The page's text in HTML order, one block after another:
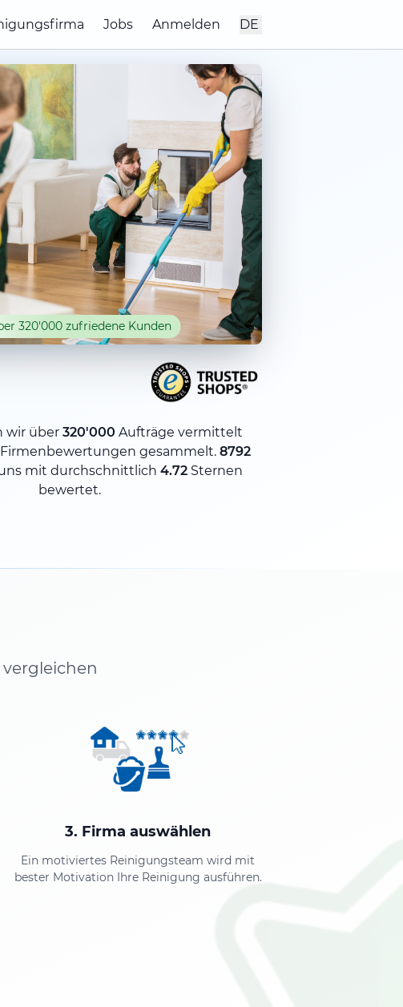
Jobs Anmelden DE
320'000 zufriedene Kunden
wir über 320'000 Aufträge vermittelt
Firmenbewertungen gesammelt. 8792
mit durchschnittlich 4.72Sternen
bewertet.
3. Firma auswählen
Ein motiviertes Reinigungsteam wird mit
bester Motivation Ihre Reinigung ausführen.